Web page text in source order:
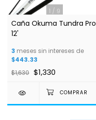
1 / 9
Caña Okuma Tundra Pro
12'
3 meses sin intereses de
$443.33
$1,630 $1,330